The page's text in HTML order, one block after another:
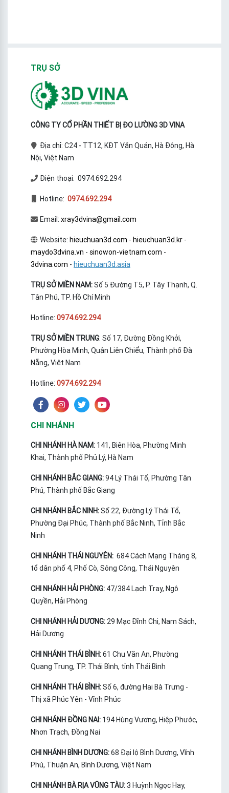
TRỤ SỞ
CÔNG TY CỔ PHẦN THIẾT BỊ ĐO LƯỜNG 3D VINA
Địa chỉ: C24 - TT12, KĐT Văn Quán, Hà Đông, Hà
Nội, Việt Nam
Điện thoại: 0974.692.294
Hotline: 0974.692.294
Email: xray3dvina@gmail.com
Website: hieuchuan3d.com - hieuchuan3d.kr-
maydo3dvina.vn - sinowon-vietnam.com -
3dvina.com - hieuchuan3d.asia
TRỤ SỞ MIỀN NAM:Số 5 Đường T5, P. Tây Thạnh, Q.
Tân Phú, TP. Hồ Chí Minh
Hotline: 0974.692.294
TRỤ SỞ MIỀN TRUNG: Số 17, Đường Đồng Khởi,
Phường Hòa Minh, Quận Liên Chiểu, Thành phố Đà
Nẵng, Việt Nam
Hotline: 0974.692.294
CHI NHÁNH
CHI NHÁNH HÀ NAM: 141, Biên Hòa, Phường Minh
Khai, Thành phố Phủ Lý, Hà Nam
CHI NHÁNH BẮC GIANG:94 Lý Thái Tổ, Phường Tân
Phú, Thành phố Bắc Giang
CHI NHÁNH BẮC NINH:Số 22, Đường Lý Thái Tổ,
Phường Đại Phúc, Thành phố Bắc Ninh, Tỉnh Bắc
Ninh
CHI NHÁNH THÁI NGUYÊN: 684 Cách Mạng Tháng 8,
tổ dân phố 4, Phố Cò, Sông Công, Thái Nguyên
CHI NHÁNH HẢI PHÒNG: 47/384 Lạch Tray, Ngô
Quyền, Hải Phòng
CHI NHÁNH HẢI DƯƠNG: 29 Mạc Đĩnh Chi, Nam Sách,
Hải Dương
CHI NHÁNH THÁI BÌNH:61 Chu Văn An, Phường
Quang Trung, TP. Thái Bình, tỉnh Thái Bình
CHI NHÁNH THÁI BÌNH:Số 6, đường Hai Bà Trưng -
Thị xã Phúc Yên - Vĩnh Phúc
CHI NHÁNH ĐỒNG NAI: 194 Hùng Vương, Hiệp Phước,
Nhơn Trạch, Đồng Nai
CHI NHÁNH BÌNH DƯƠNG:68 Đại lộ Bình Dương, Vĩnh
Phú, Thuận An, Bình Dương, Việt Nam
CHI NHÁNH BÀ RỊA VŨNG TÀU:3 Huỳnh Ngọc Hay,